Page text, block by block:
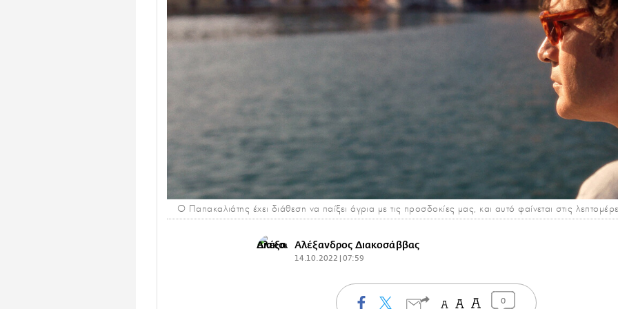
Ο Παπακαλιάτης έχει διάθεση να παίξει άγρια με τις προσδοκίες μας, και αυτό φαίνεται στις
Αλέξανδρος Διακοσάββας
14.10.2022 | 07:59
0